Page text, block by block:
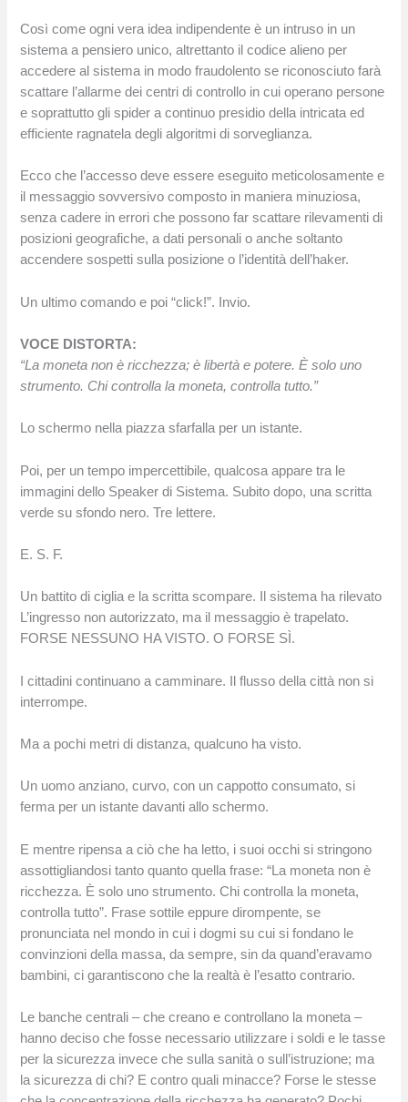
Così come ogni vera idea indipendente è un intruso in un
sistema a pensiero unico, altrettanto il codice alieno per
accedere al sistema in modo fraudolento se riconosciuto farà
scattare l’allarme dei centri di controllo in cui operano persone
e soprattutto gli spider a continuo presidio della intricata ed
efficiente ragnatela degli algoritmi di sorveglianza.
Ecco che l’accesso deve essere eseguito meticolosamente e
il messaggio sovversivo composto in maniera minuziosa,
senza cadere in errori che possono far scattare rilevamenti di
posizioni geografiche, a dati personali o anche soltanto
accendere sospetti sulla posizione o l’identità dell’haker.
Un ultimo comando e poi “click!”. Invio.
VOCE DISTORTA:
“La moneta non è ricchezza; è libertà e potere. È solo uno
strumento. Chi controlla la moneta, controlla tutto.”
Lo schermo nella piazza sfarfalla per un istante.
Poi, per un tempo impercettibile, qualcosa appare tra le
immagini dello Speaker di Sistema. Subito dopo, una scritta
verde su sfondo nero. Tre lettere.
E. S. F.
Un battito di ciglia e la scritta scompare. Il sistema ha rilevato
L’ingresso non autorizzato, ma il messaggio è trapelato.
FORSE NESSUNO HA VISTO. O FORSE SÌ.
I cittadini continuano a camminare. Il flusso della città non si
interrompe.
Ma a pochi metri di distanza, qualcuno ha visto.
Un uomo anziano, curvo, con un cappotto consumato, si
ferma per un istante davanti allo schermo.
E mentre ripensa a ciò che ha letto, i suoi occhi si stringono
assottigliandosi tanto quanto quella frase: “La moneta non è
ricchezza. È solo uno strumento. Chi controlla la moneta,
controlla tutto”. Frase sottile eppure dirompente, se
pronunciata nel mondo in cui i dogmi su cui si fondano le
convinzioni della massa, da sempre, sin da quand’eravamo
bambini, ci garantiscono che la realtà è l’esatto contrario.
Le banche centrali – che creano e controllano la moneta –
hanno deciso che fosse necessario utilizzare i soldi e le tasse
per la sicurezza invece che sulla sanità o sull’istruzione; ma
la sicurezza di chi? E contro quali minacce? Forse le stesse